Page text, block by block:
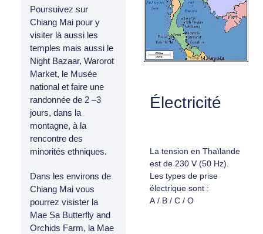
Poursuivez sur
Chiang Mai pour y
visiter là aussi les
temples mais aussi le
Night Bazaar, Warorot
Market, le Musée
national et faire une
randonnée de 2 –3
jours, dans la
montagne, à la
rencontre des
minorités ethniques.
Dans les environs de
Chiang Mai vous
pourrez visister la
Mae Sa Butterfly and
Orchids Farm, la Mae
Électricité
La tension en Thaïlande
est de 230 V (50 Hz).
Les types de prise
électrique sont :
A / B / C / O